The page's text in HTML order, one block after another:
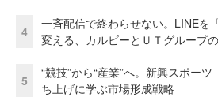
4
一斉配信で終わらせない。LINEを
変える、カルビーとＵＴグループ
5
“競技”から“産業”へ。新興スポー
ち上げに学ぶ市場形成戦略